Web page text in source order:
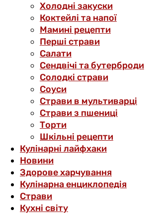
Холодні закуски
Коктейлі та напої
Мамині рецепти
Перші страви
Салати
Сендвічі та бутерброди
Солодкі страви
Соуси
Страви в мультиварці
Страви з пшениці
Торти
Шкільні рецепти
Кулінарні лайфхаки
Новини
Здорове харчування
Кулінарна енциклопедія
Страви
Кухні світу